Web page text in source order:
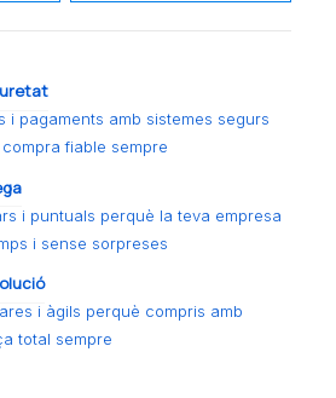
i pagaments amb sistemes segurs
fiable sempre
i puntuals perquè la teva empresa
i sense sorpreses
i àgils perquè compris amb
total sempre